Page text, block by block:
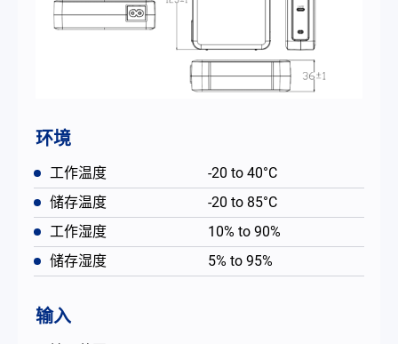
环境
工作温度
-20 to 40°C
储存温度
-20 to 85°C
工作湿度
10% to 90%
储存湿度
5% to 95%
输入